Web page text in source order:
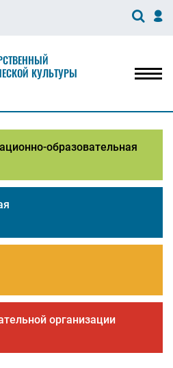
КУЛЬТУРЫ
образовательная
организации